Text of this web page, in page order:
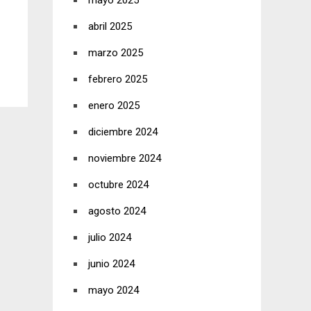
abril 2025
marzo 2025
febrero 2025
enero 2025
diciembre 2024
noviembre 2024
octubre 2024
agosto 2024
julio 2024
junio 2024
mayo 2024